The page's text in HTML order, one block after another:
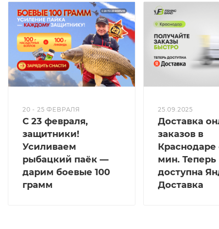
20 - 25 ФЕВРАЛЯ
С 23 февраля,
защитники!
Усиливаем
рыбацкий паёк —
дарим боевые 100
грамм
25.09.2025
Доставка
заказов в
Краснодаре
мин. Теперь
доступна
Доставка